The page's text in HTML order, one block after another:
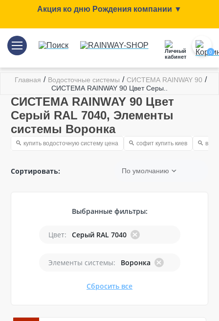
Акция ко дню Рождения компании ▼
0
Главная / Водосточные системы / СИСТЕМА RAINWAY 90 /
СИСТЕМА RAINWAY 90 Цвет Серы..
СИСТЕМА RAINWAY 90 Цвет
Серый RAL 7040, Элементы
системы Воронка
купить водосточную систему цена софит купить киев
Сортировать: По умолчанию
Выбранные фильтры:
Цвет: Серый RAL 7040
Элементы системы: Воронка
Сбросить все